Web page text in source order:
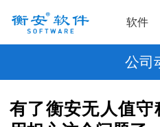
软件
公司
有了衡安无人值